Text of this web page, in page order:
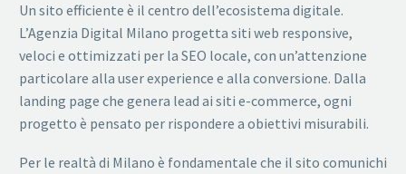
Un sito efficiente è il centro dell’ecosistema digitale.
L’Agenzia Digital Milano progetta siti web responsive,
veloci e ottimizzati per la SEO locale, con un’attenzione
particolare alla user experience e alla conversione. Dalla
landing page che genera lead ai siti e-commerce, ogni
progetto è pensato per rispondere a obiettivi misurabili.
Per le realtà di Milano è fondamentale che il sito comunichi